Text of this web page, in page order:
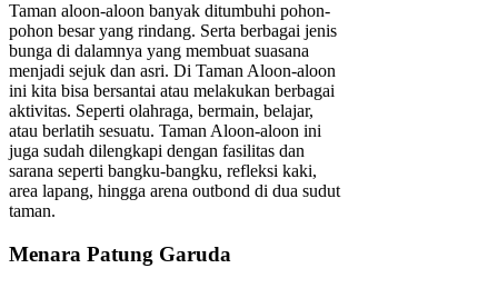
Taman aloon-aloon banyak ditumbuhi pohon-
pohon besar yang rindang. Serta berbagai jenis
bunga di dalamnya yang membuat suasana
menjadi sejuk dan asri. Di Taman Aloon-aloon
ini kita bisa bersantai atau melakukan berbagai
aktivitas. Seperti olahraga, bermain, belajar,
atau berlatih sesuatu. Taman Aloon-aloon ini
juga sudah dilengkapi dengan fasilitas dan
sarana seperti bangku-bangku, refleksi kaki,
area lapang, hingga arena outbond di dua sudut
taman.
Menara Patung Garuda